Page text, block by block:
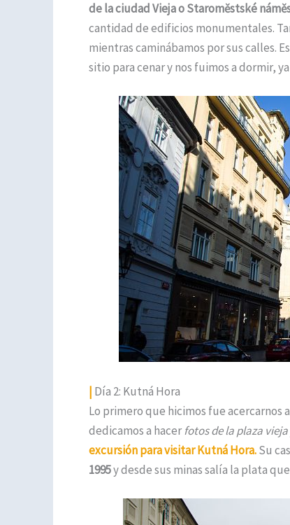
de la ciudad Vieja o Staroměstské
cantidad de edificios monumentales.
mientras caminábamos por sus calles.
sitio para cenar y nos fuimos a dormir,
| Día 2: Kutná Hora
Lo primero que hicimos fue acercarnos
dedicamos a hacerfotos de la plaza
excursión para visitar Kutná Hora.Su
1995y desde sus minas salía la plata